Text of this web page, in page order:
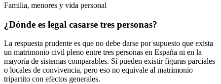
Familia, menores y vida personal
¿Dónde es legal casarse tres personas?
La respuesta prudente es que no debe darse por supuesto que exista
un matrimonio civil pleno entre tres personas en España ni en la
mayoría de sistemas comparables. Sí pueden existir figuras parciales
o locales de convivencia, pero eso no equivale al matrimonio
tripartito con efectos generales.